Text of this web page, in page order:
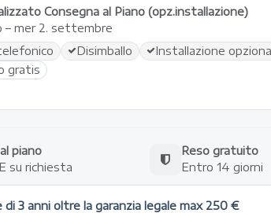
Consegna al Piano (opz.installazione)
– mer 2. settembre
Disimballo
Installazione
gratis
di 3 anni oltre la garanzia legale max 250 €
piano
su richiesta
Reso gratuito
Entro 14 giorni